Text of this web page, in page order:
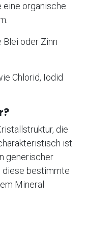
eine organische
oder Zinn
Chlorid, Iodid
die
ist.
generischer
diese bestimmte
Mineral